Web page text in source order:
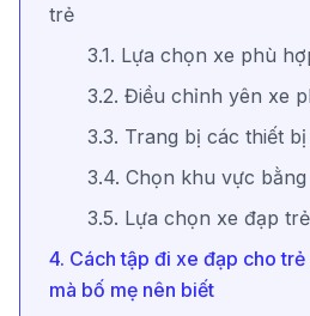
trẻ
3.1. Lựa chọn xe phù
3.2. Điều chỉnh yên xe
3.3. Trang bị các thiết
3.4. Chọn khu vực
3.5. Lựa chọn xe đạp
4. Cách tập đi xe đạp cho trẻ
mà bố mẹ nên biết